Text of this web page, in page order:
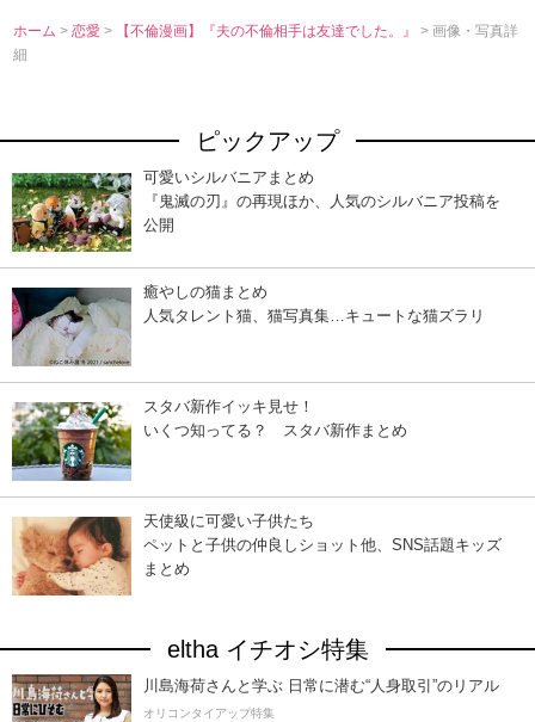
ホーム >恋愛> 【不倫漫画】『夫の不倫相手は友達でした。』> 画像・写真詳
細
ピックアップ
可愛いシルバニアまとめ
『鬼滅の刃』の再現ほか、人気のシルバニア投稿を
公開
癒やしの猫まとめ
人気タレント猫、猫写真集…キュートな猫ズラリ
スタバ新作イッキ見せ！
いくつ知ってる？ スタバ新作まとめ
天使級に可愛い子供たち
ペットと子供の仲良しショット他、SNS話題キッズ
まとめ
eltha イチオシ特集
川島海荷さんと学ぶ 日常に潜む“人身取引”のリアル
オリコンタイアップ特集